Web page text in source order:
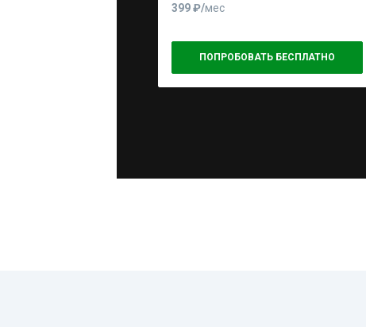
399 ₽⁠/⁠мес
ПОПРОБОВАТЬ БЕСПЛАТНО